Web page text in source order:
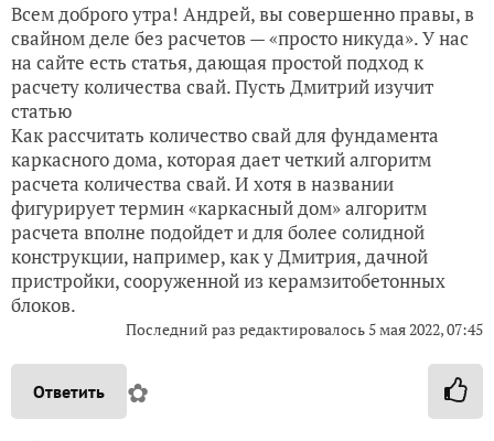
Всем доброго утра! Андрей, вы совершенно правы, в
свайном деле без расчетов — «просто никуда». У нас
на сайте есть статья, дающая простой подход к
расчету количества свай. Пусть Дмитрий изучит
статью
Как рассчитать количество свай для фундамента
каркасного дома, которая дает четкий алгоритм
расчета количества свай. И хотя в названии
фигурирует термин «каркасный дом» алгоритм
расчета вполне подойдет и для более солидной
конструкции, например, как у Дмитрия, дачной
пристройки, сооруженной из керамзитобетонных
блоков.
Последний раз редактировалось 5 мая 2022, 07:45
Ответить ✿